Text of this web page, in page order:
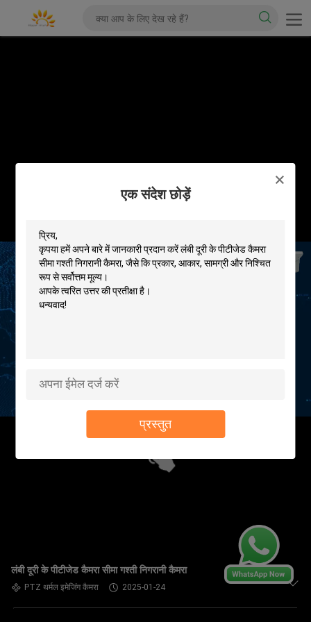
एक संदेश छोड़ें
प्रस्तुत
लंबी दूरी के पीटीजेड कैमरा सीमा गश्ती निगरानी कैमरा
PTZ थर्मल इमेजिंग कैमरा 2025-01-24